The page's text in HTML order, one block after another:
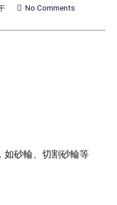
No Comments
如砂輪、切割砂輪等